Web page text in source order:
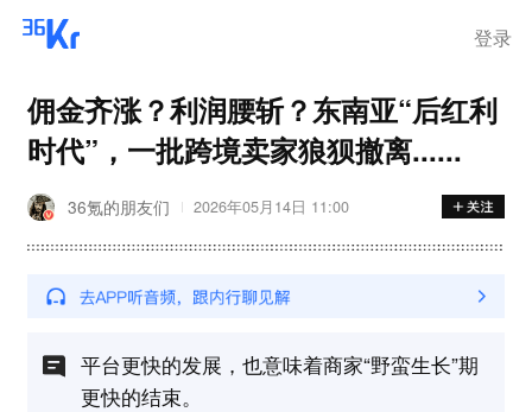
登录
佣金齐涨？利润腰斩？东南亚“后红利
时代”，一批跨境卖家狼狈撤离......
36氪的朋友们 2026年05月14日 11:00
平台更快的发展，也意味着商家“野蛮生长”期
更快的结束。